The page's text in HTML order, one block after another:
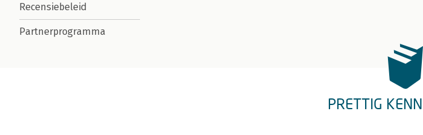
Recensiebeleid
Partnerprogramma
PRETTIG